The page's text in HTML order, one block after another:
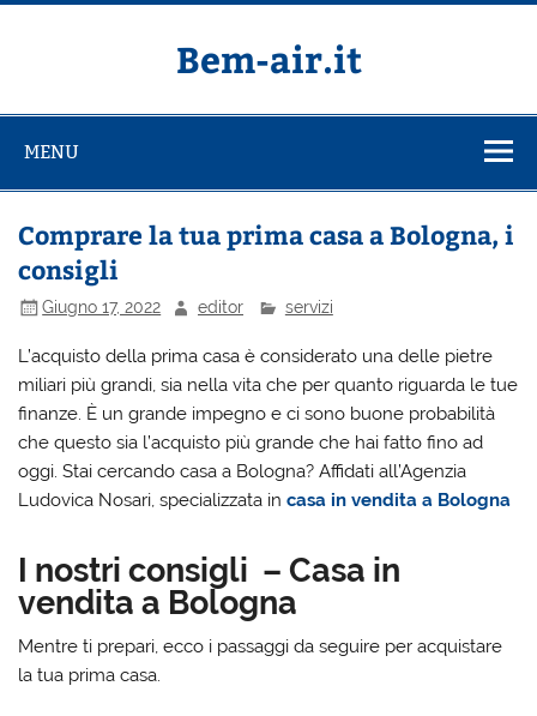
Salta
Bem-air.it
MENU
Comprare la tua prima casa a Bologna, i
consigli
Giugno 17, 2022 editor servizi
L’acquisto della prima casa è considerato una delle pietre
miliari più grandi, sia nella vita che per quanto riguarda le tue
finanze. È un grande impegno e ci sono buone probabilità
che questo sia l’acquisto più grande che hai fatto fino ad
oggi. Stai cercando casa a Bologna? Affidati all’Agenzia
Ludovica Nosari, specializzata in casa in vendita a Bologna
I nostri consigli – Casa in
vendita a Bologna
Mentre ti prepari, ecco i passaggi da seguire per acquistare
la tua prima casa.